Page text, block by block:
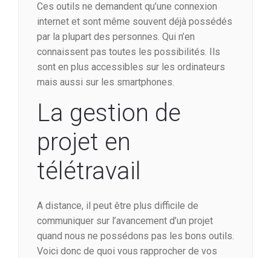
Ces outils ne demandent qu’une connexion
internet et sont même souvent déjà possédés
par la plupart des personnes. Qui n’en
connaissent pas toutes les possibilités. Ils
sont en plus accessibles sur les ordinateurs
mais aussi sur les smartphones.
La gestion de
projet en
télétravail
A distance, il peut être plus difficile de
communiquer sur l’avancement d’un projet
quand nous ne possédons pas les bons outils.
Voici donc de quoi vous rapprocher de vos